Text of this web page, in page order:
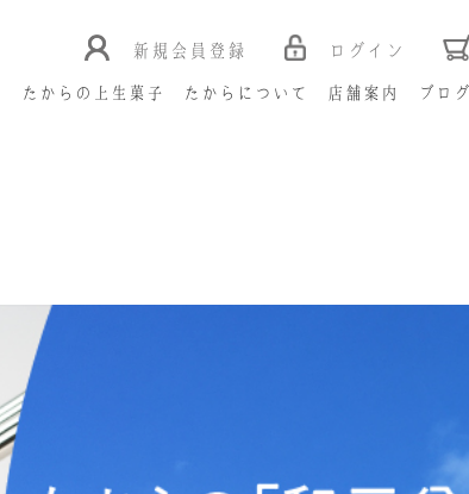
新規会員登録 ログイン
たからの上生菓子 たからについて 店舗案内 ブログ